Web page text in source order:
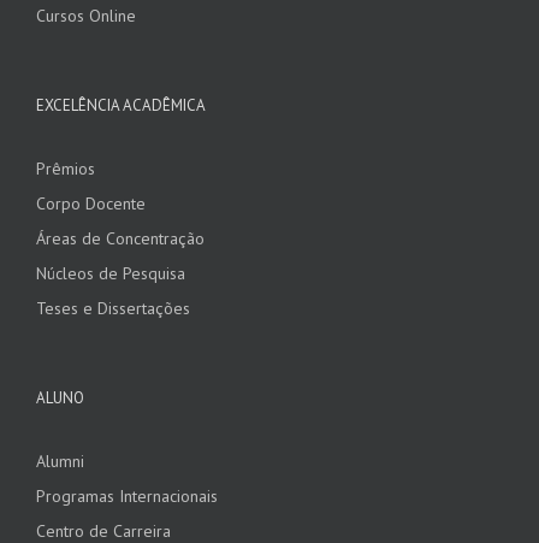
Cursos Online
EXCELÊNCIA ACADÊMICA
Prêmios
Corpo Docente
Áreas de Concentração
Núcleos de Pesquisa
Teses e Dissertações
ALUNO
Alumni
Programas Internacionais
Centro de Carreira